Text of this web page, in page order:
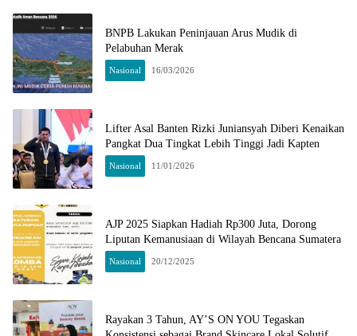
BNPB Lakukan Peninjauan Arus Mudik di
Pelabuhan Merak
Nasional 16/03/2026
Lifter Asal Banten Rizki Juniansyah Diberi Kenaikan
Pangkat Dua Tingkat Lebih Tinggi Jadi Kapten
Nasional 11/01/2026
AJP 2025 Siapkan Hadiah Rp300 Juta, Dorong
Liputan Kemanusiaan di Wilayah Bencana Sumatera
Nasional 20/12/2025
Rayakan 3 Tahun, AY’S ON YOU Tegaskan